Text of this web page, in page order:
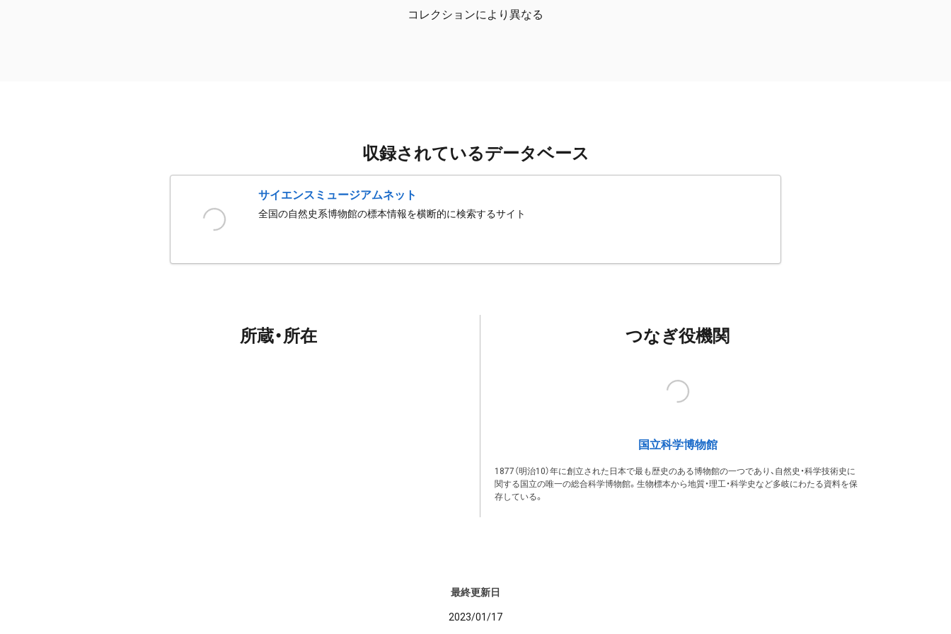
コレクションにより異なる
収録されているデータベース
サイエンスミュージアムネット
全国の自然史系博物館の標本情報を横断的に検索するサイト
所蔵・所在 つなぎ役機関
国立科学博物館
1877（明治10）年に創立された日本で最も歴史のある博物館の一つであり、自然史・科学技術史に
関する国立の唯一の総合科学博物館。生物標本から地質・理工・科学史など多岐にわたる資料を保
存している。
最終更新日
2023/01/17